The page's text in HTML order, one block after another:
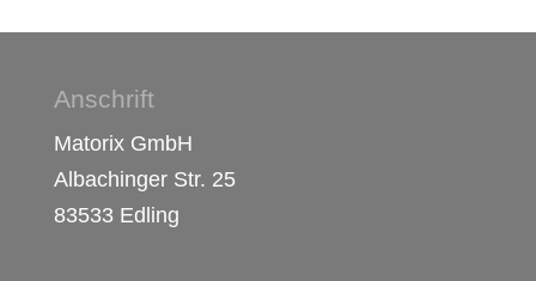
Anschrift
Matorix GmbH
Albachinger Str. 25
83533 Edling